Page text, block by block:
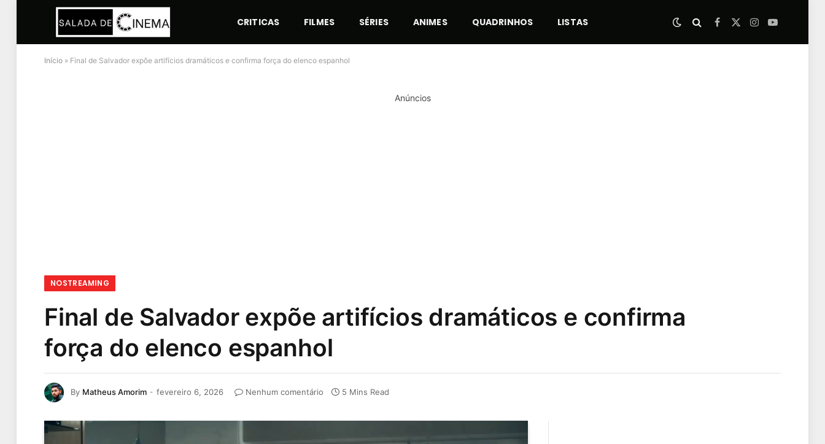
CRITICAS FILMES SÉRIES ANIMES QUADRINHOS LISTAS Facebook
X
Instagram
YouTube
Início » Final de Salvador expõe artifícios dramáticos e confirma força do elenco espanhol
Anúncios
NOSTREAMING
Final de Salvador expõe artifícios dramáticos e confirma
força do elenco espanhol
By Matheus Amorim fevereiro 6, 2026 Nenhum comentário 5 Mins Read